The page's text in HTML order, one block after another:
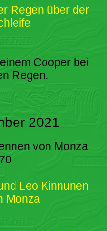
Regen über der
Cooper bei
Regen.
2021
von Monza
Leo Kinnunen
Monza